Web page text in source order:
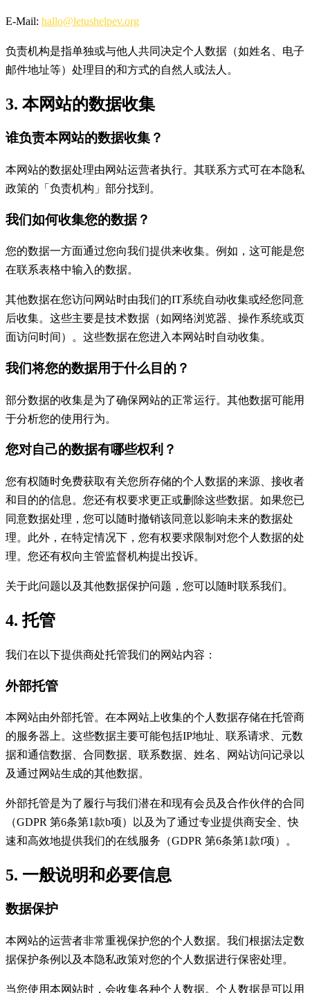
E-Mail: hallo@letushelpev.org
负责机构是指单独或与他人共同决定个人数据（如姓名、电子
邮件地址等）处理目的和方式的自然人或法人。
3. 本网站的数据收集
谁负责本网站的数据收集？
本网站的数据处理由网站运营者执行。其联系方式可在本隐私
政策的「负责机构」部分找到。
我们如何收集您的数据？
您的数据一方面通过您向我们提供来收集。例如，这可能是您
在联系表格中输入的数据。
其他数据在您访问网站时由我们的IT系统自动收集或经您同意
后收集。这些主要是技术数据（如网络浏览器、操作系统或页
面访问时间）。这些数据在您进入本网站时自动收集。
我们将您的数据用于什么目的？
部分数据的收集是为了确保网站的正常运行。其他数据可能用
于分析您的使用行为。
您对自己的数据有哪些权利？
您有权随时免费获取有关您所存储的个人数据的来源、接收者
和目的的信息。您还有权要求更正或删除这些数据。如果您已
同意数据处理，您可以随时撤销该同意以影响未来的数据处
理。此外，在特定情况下，您有权要求限制对您个人数据的处
理。您还有权向主管监督机构提出投诉。
关于此问题以及其他数据保护问题，您可以随时联系我们。
4. 托管
我们在以下提供商处托管我们的网站内容：
外部托管
本网站由外部托管。在本网站上收集的个人数据存储在托管商
的服务器上。这些数据主要可能包括IP地址、联系请求、元数
据和通信数据、合同数据、联系数据、姓名、网站访问记录以
及通过网站生成的其他数据。
外部托管是为了履行与我们潜在和现有会员及合作伙伴的合同
（GDPR 第6条第1款b项）以及为了通过专业提供商安全、快
速和高效地提供我们的在线服务（GDPR 第6条第1款f项）。
5. 一般说明和必要信息
数据保护
本网站的运营者非常重视保护您的个人数据。我们根据法定数
据保护条例以及本隐私政策对您的个人数据进行保密处理。
当您使用本网站时，会收集各种个人数据。个人数据是可以用